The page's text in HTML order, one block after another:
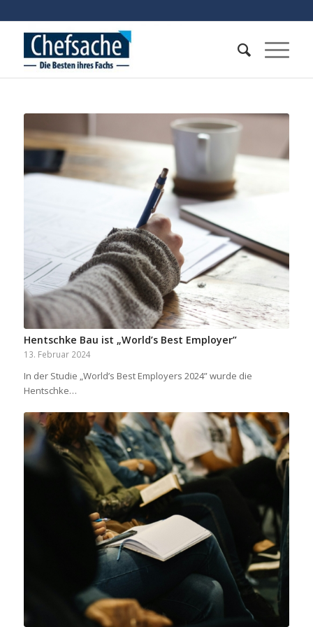
Hentschke Bau ist „World’s Best Employer”
13. Februar 2024
In der Studie „World’s Best Employers 2024” wurde die
Hentschke…